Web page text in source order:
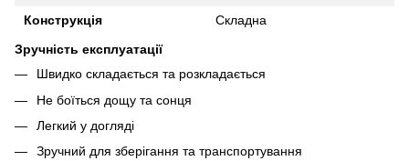
Конструкція
Складна
Зручність експлуатації
Швидко складається та розкладається
Не боїться дощу та сонця
Легкий у догляді
Зручний для зберігання та транспортування